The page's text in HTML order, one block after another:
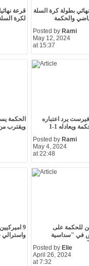
قرعة
لكرة
بطولة كرة السلة
والحكمة
Posted by Rami
May 12, 2024
at 15:37
ويقترب
يرد اعتباره
ويعادله 1-1
Posted by Rami
May 4, 2024
at 22:48
9
واسترالي
للحكمة على
في "سداسية
Posted by Elie
April 26, 2024
at 7:32